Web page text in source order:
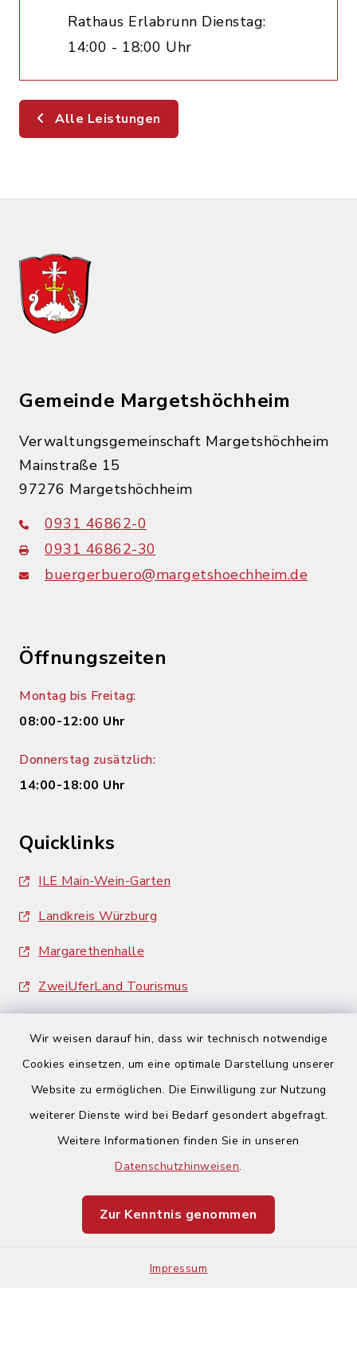
Wir weisen darauf hin, dass wir technisch notwendige
Cookies einsetzen, um eine optimale Darstellung unserer
Website zu ermöglichen. Die Einwilligung zur Nutzung
weiterer Dienste wird bei Bedarf gesondert abgefragt.
Weitere Informationen finden Sie in unseren
Datenschutzhinweisen.
Zur Kenntnis genommen
Impressum
Rathaus Erlabrunn Dienstag:
14:00 - 18:00 Uhr
Alle Leistungen
Gemeinde Margetshöchheim
Verwaltungsgemeinschaft Margetshöchheim
Mainstraße 15
97276 Margetshöchheim
0931 46862-0
0931 46862-30
buergerbuero@margetshoechheim.de
Öffnungszeiten
Montag bis Freitag:
08:00-12:00 Uhr
Donnerstag zusätzlich:
14:00-18:00 Uhr
Quicklinks
ILE Main-Wein-Garten
Landkreis Würzburg
Margarethenhalle
ZweiUferLand Tourismus
Barrierefreiheit
Impressum
Sitemap